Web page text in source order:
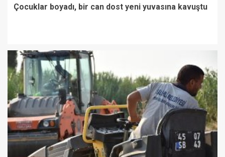
Çocuklar boyadı, bir can dost yeni yuvasına kavuştu